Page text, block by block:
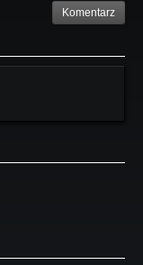
Komentarz